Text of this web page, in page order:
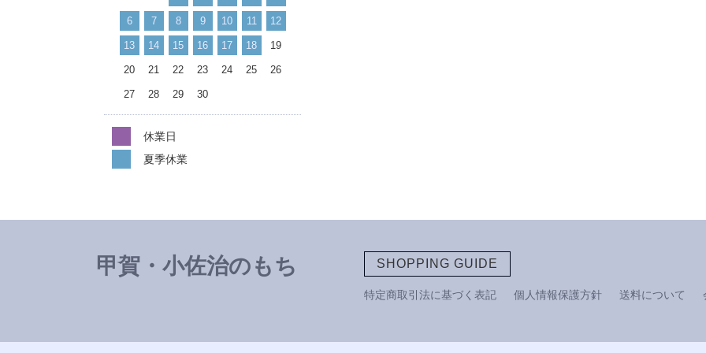
6 7 8 9 10 11 12
13 14 15 16 17 18 19
20 21 22 23 24 25 26
27 28 29 30
休業日
夏季休業
SHOPPING GUIDE
特定商取引法に基づく表記 個人情報保護方針 送料について
甲賀・小佐治のもち